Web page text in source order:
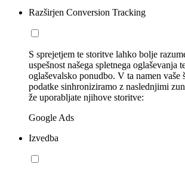
Razširjen Conversion Tracking
S sprejetjem te storitve lahko bolje
uspešnost našega spletnega oglaševanja
oglaševalsko ponudbo. V ta namen vaše
podatke sinhroniziramo z naslednjimi
že uporabljate njihove storitve:
Google Ads
Izvedba